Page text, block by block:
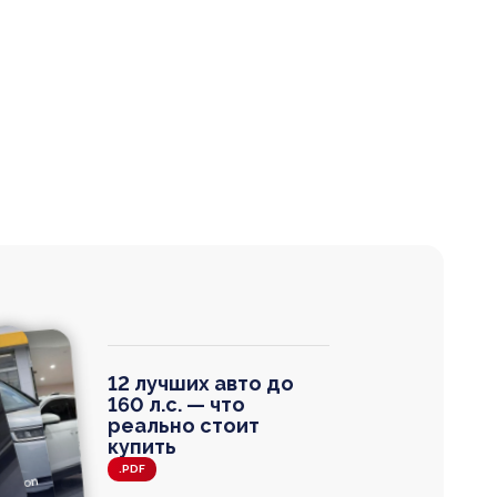
12 лучших авто до
160 л.с. — что
реально стоит
купить
.PDF